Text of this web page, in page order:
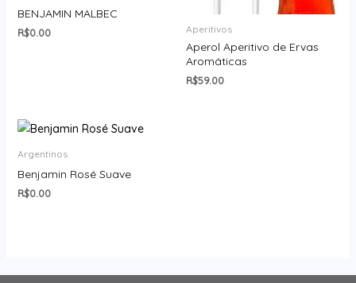
BENJAMIN MALBEC
R$0.00 Aperitivos
Aperol Aperitivo de Ervas
Aromáticas
R$59.00
Argentinos
Benjamin Rosé Suave
R$0.00